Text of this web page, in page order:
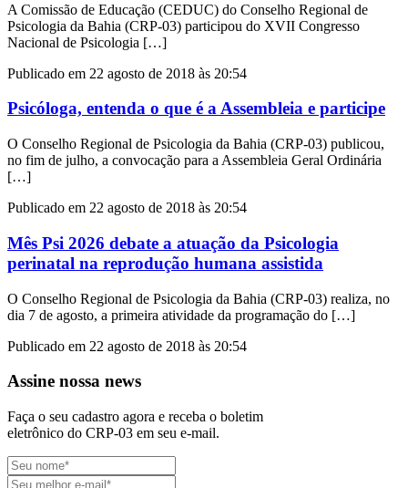
A Comissão de Educação (CEDUC) do Conselho Regional de
Psicologia da Bahia (CRP-03) participou do XVII Congresso
Nacional de Psicologia […]
Publicado em 22 agosto de 2018 às 20:54
Psicóloga, entenda o que é a Assembleia e participe
O Conselho Regional de Psicologia da Bahia (CRP-03) publicou,
no fim de julho, a convocação para a Assembleia Geral Ordinária
[…]
Publicado em 22 agosto de 2018 às 20:54
Mês Psi 2026 debate a atuação da Psicologia
perinatal na reprodução humana assistida
O Conselho Regional de Psicologia da Bahia (CRP-03) realiza, no
dia 7 de agosto, a primeira atividade da programação do […]
Publicado em 22 agosto de 2018 às 20:54
Assine nossa news
Faça o seu cadastro agora e receba o boletim
eletrônico do CRP-03 em seu e-mail.